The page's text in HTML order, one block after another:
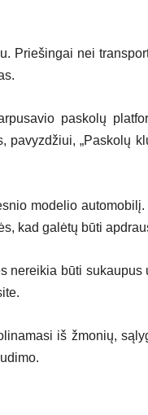
nei
paskolų
pavyzdžiui, „Paskolų
modelio automobilį.
kad galėtų būti
būti sukaupus
iš žmonių,